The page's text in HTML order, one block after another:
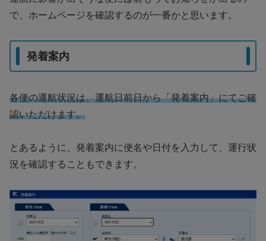
で、ホームページを確認するのが一番かと思います。
発着案内
各便の運航状況は、運航日前日から「発着案内」にてご確
認いただけます。
とあるように、発着案内に便名や日付を入力して、運行状
況を確認することもできます。